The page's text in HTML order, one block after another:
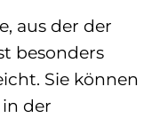
aus der der
besonders
Sie können
der